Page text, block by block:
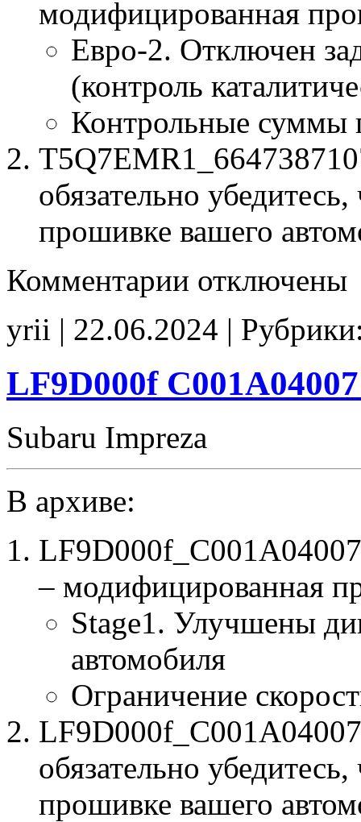
модифицированная
Евро-2. Отключен
(контроль
Контрольные суммы
обязательно
прошивке вашего
Комментарии записи
E2
CHK(ok)
отключены
yrii | 22.06.2024 |
LF9D000f
Subaru Impreza
В архиве:
– модифицированная
Stage1. Улучшены
автомобиля
Ограничение
обязательно
прошивке вашего